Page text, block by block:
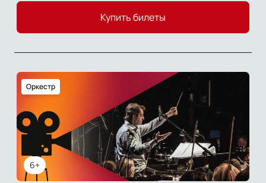
Купить билеты
6+
Оркестр